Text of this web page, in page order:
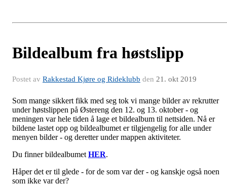
Bildealbum fra høstslipp
Postet av Rakkestad Kjøre og Rideklubb den 21. okt 2019
Som mange sikkert fikk med seg tok vi mange bilder av rekrutter
under høstslippen på Østereng den 12. og 13. oktober - og
meningen var hele tiden å lage et bildealbum til nettsiden. Nå er
bildene lastet opp og bildealbumet er tilgjengelig for alle under
menyen bilder - og deretter under mappen aktiviteter.
Du finner bildealbumet HER.
Håper det er til glede - for de som var der - og kanskje også noen
som ikke var der?